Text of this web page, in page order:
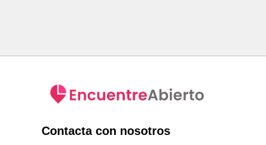
Contacta con nosotros